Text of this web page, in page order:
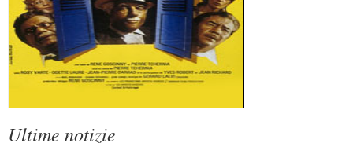
Ultime notizie